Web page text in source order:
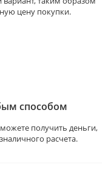
цену покупки.
способом
получить деньги,
расчета.